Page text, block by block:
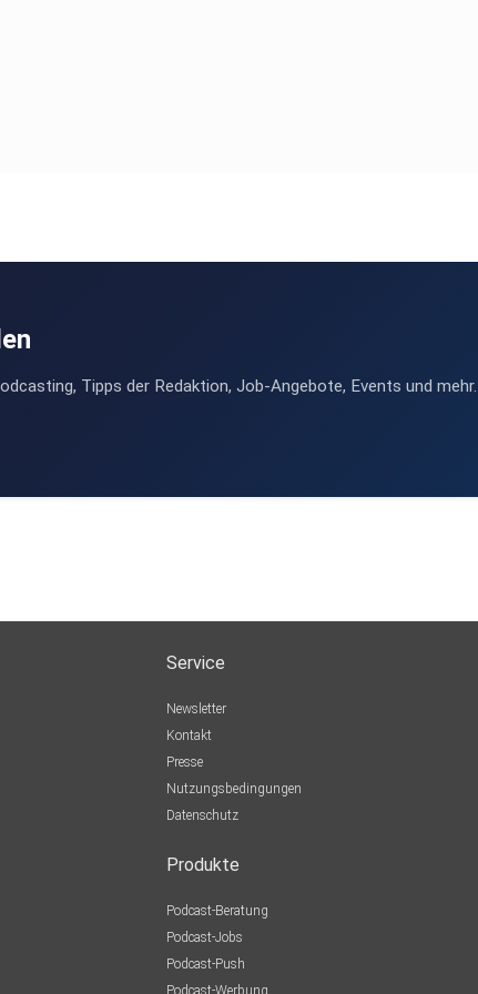
Tipps der Redaktion, Job-Angebote, Events und mehr.
Service
Newsletter
Kontakt
Presse
Nutzungsbedingungen
Datenschutz
Produkte
Podcast-Beratung
Podcast-Jobs
Podcast-Push
Podcast-Werbung